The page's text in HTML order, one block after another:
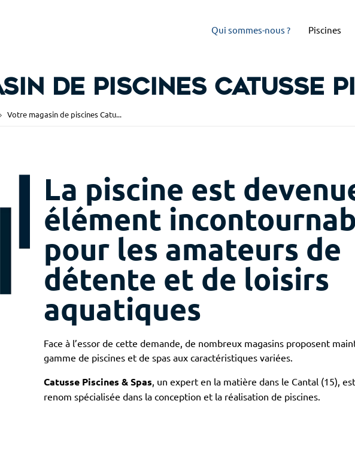
Qui sommes-nous ? Piscines
de piscines Catusse
Votre magasin de piscines Catu...
La piscine est
élément
pour les amateurs de
détente et de loisirs
aquatiques
Face à l’essor de cette demande, de nombreux magasins proposent
gamme de piscines et de spas aux caractéristiques variées.
Catusse Piscines & Spas, un expert en la matière dans le Cantal (15),
renom spécialisée dans la conception et la réalisation de piscines.